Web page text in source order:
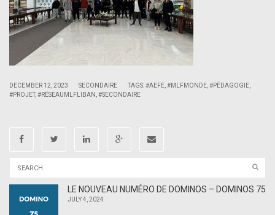
DECEMBER 12, 2023 SECONDAIRE TAGS:#AEFE #MLFMONDE #PÉDAGOGIE
#PROJET,#RÉSEAUMLFLIBAN #SECONDAIRE
LE NOUVEAU NUMÉRO DE DOMINOS – DOMINOS 75
JULY 4, 2024